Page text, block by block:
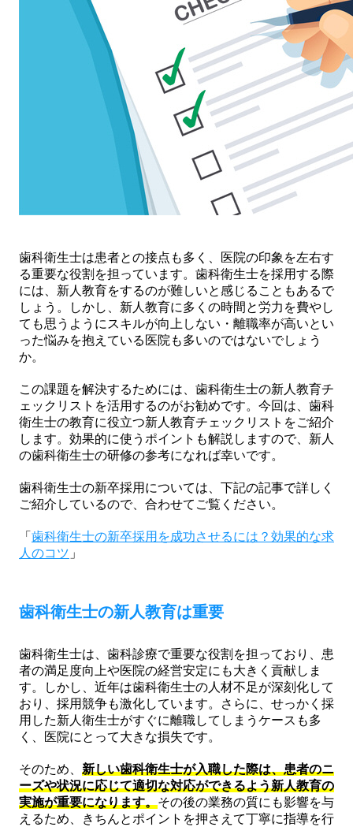
歯科衛生士は患者との接点も多く、医院の印象を左右す
る重要な役割を担っています。歯科衛生士を採用する際
には、新人教育をするのが難しいと感じることもあるで
しょう。しかし、新人教育に多くの時間と労力を費やし
ても思うようにスキルが向上しない・離職率が高いとい
った悩みを抱えている医院も多いのではないでしょう
か。
この課題を解決するためには、歯科衛生士の新人教育チ
ェックリストを活用するのがお勧めです。今回は、歯科
衛生士の教育に役立つ新人教育チェックリストをご紹介
します。効果的に使うポイントも解説しますので、新人
の歯科衛生士の研修の参考になれば幸いです。
歯科衛生士の新卒採用については、下記の記事で詳しく
ご紹介しているので、合わせてご覧ください。
「 歯科衛生士の新卒採用を成功させるには？効果的な求
人のコツ 」
歯科衛生士の新人教育は重要
歯科衛生士は、歯科診療で重要な役割を担っており、患
者の満足度向上や医院の経営安定にも大きく貢献しま
す。しかし、近年は歯科衛生士の人材不足が深刻化して
おり、採用競争も激化しています。さらに、せっかく採
用した新人衛生士がすぐに離職してしまうケースも多
く、医院にとって大きな損失です。
そのため、 新しい歯科衛生士が入職した際は、患者のニ
ーズや状況に応じて適切な対応ができるよう新人教育の
実施が重要になります。その後の業務の質にも影響を与
えるため、きちんとポイントを押さえて丁寧に指導を行